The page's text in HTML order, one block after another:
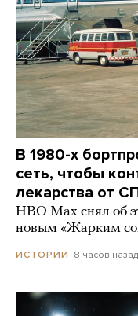
В 1980-х
сеть, чтобы
лекарства от
HBO Max снял об
новым «Жарким
ИСТОРИИ 8 часов назад